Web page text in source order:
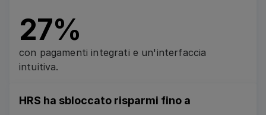
27%
con pagamenti integrati e un'interfaccia
intuitiva.
HRS ha sbloccato risparmi fino a